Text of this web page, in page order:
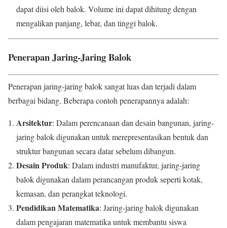
dapat diisi oleh balok. Volume ini dapat dihitung dengan
mengalikan panjang, lebar, dan tinggi balok.
Penerapan Jaring-Jaring Balok
Penerapan jaring-jaring balok sangat luas dan terjadi dalam
berbagai bidang. Beberapa contoh penerapannya adalah:
Arsitektur: Dalam perencanaan dan desain bangunan, jaring-
jaring balok digunakan untuk merepresentasikan bentuk dan
struktur bangunan secara datar sebelum dibangun.
Desain Produk: Dalam industri manufaktur, jaring-jaring
balok digunakan dalam perancangan produk seperti kotak,
kemasan, dan perangkat teknologi.
Pendidikan Matematika: Jaring-jaring balok digunakan
dalam pengajaran matematika untuk membantu siswa